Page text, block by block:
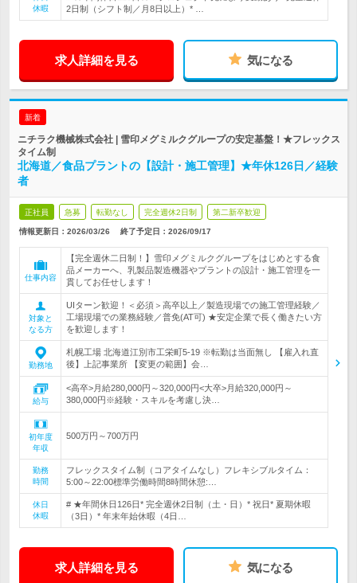
休暇
2日制（シフト制／月8日以上）* …
求人詳細を見る 気になる
新着
ニチラク機械株式会社 | 雪印メグミルクグループの安定基盤！★フレックス
タイム制
北海道／食品プラントの【設計・施工管理】★年休126日／経験
者
正社員 急募 転勤なし 完全週休2日制 第二新卒歓迎
情報更新日：2026/03/26 終了予定日： 2026/09/17
仕事内容
【完全週休二日制！】雪印メグミルクグループをはじめとする食
品メーカーへ、乳製品製造機器やプラントの設計・施工管理を一
貫してお任せします！
対象と
なる方
UIターン歓迎！＜必須＞高卒以上／製造現場での施工管理経験／
工場現場での業務経験／普免(AT可) ★安定企業で長く働きたい方
を歓迎します！
勤務地
札幌工場 北海道江別市工栄町5‐19 ※転勤は当面無し 【雇入れ直
後】上記事業所 【変更の範囲】会…
給与
<高卒>月給280,000円～320,000円<大卒>月給320,000円～
380,000円※経験・スキルを考慮し決…
初年度
年収
500万円～700万円
勤務
時間
フレックスタイム制（コアタイムなし）フレキシブルタイム：
5:00～22:00標準労働時間8時間休憩:…
休日
休暇
# ★年間休日126日* 完全週休2日制（土・日）* 祝日* 夏期休暇
（3日）* 年末年始休暇（4日…
求人詳細を見る 気になる